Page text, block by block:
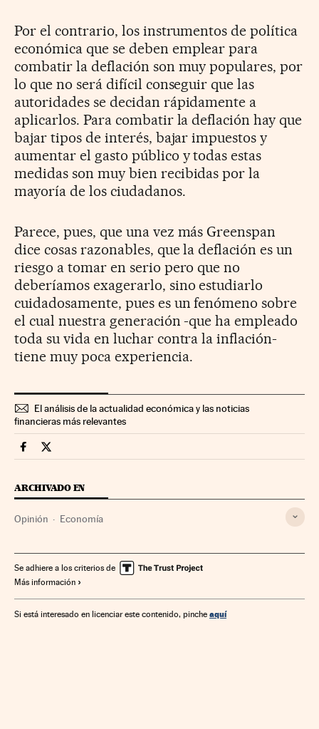
Por el contrario, los instrumentos de política
económica que se deben emplear para
combatir la deflación son muy populares, por
lo que no será difícil conseguir que las
autoridades se decidan rápidamente a
aplicarlos. Para combatir la deflación hay que
bajar tipos de interés, bajar impuestos y
aumentar el gasto público y todas estas
medidas son muy bien recibidas por la
mayoría de los ciudadanos.
Parece, pues, que una vez más Greenspan
dice cosas razonables, que la deflación es un
riesgo a tomar en serio pero que no
deberíamos exagerarlo, sino estudiarlo
cuidadosamente, pues es un fenómeno sobre
el cual nuestra generación -que ha empleado
toda su vida en luchar contra la inflación-
tiene muy poca experiencia.
El análisis de la actualidad económica y las noticias
financieras más relevantes
Economia Cinco Días en Facebook
Economia Cinco Días en Twitter
ARCHIVADO EN
Opinión Economía
Se adhiere a los criterios de
Más información
Si está interesado en licenciar este contenido, pinche aquí